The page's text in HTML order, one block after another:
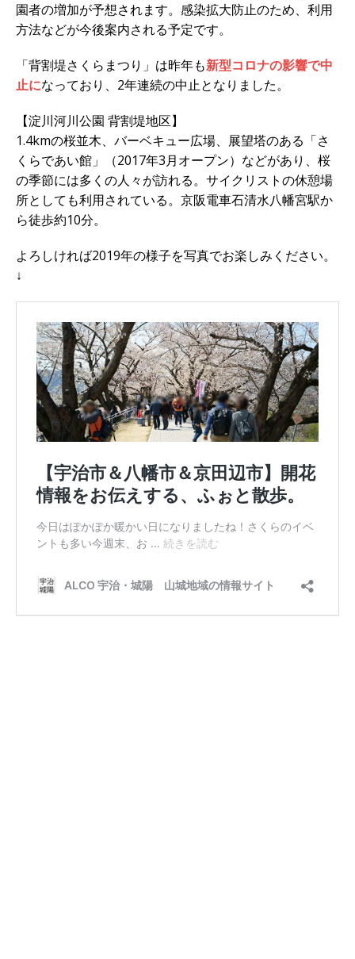
園者の増加が予想されます。感染拡大防止のため、利用
方法などが今後案内される予定です。
「背割堤さくらまつり」は昨年も新型コロナの影響で中
止になっており、2年連続の中止となりました。
【淀川河川公園 背割堤地区】
1.4kmの桜並木、バーベキュー広場、展望塔のある「さ
くらであい館」（2017年3月オープン）などがあり、桜
の季節には多くの人々が訪れる。サイクリストの休憩場
所としても利用されている。京阪電車石清水八幡宮駅か
ら徒歩約10分。
よろしければ2019年の様子を写真でお楽しみください。
↓